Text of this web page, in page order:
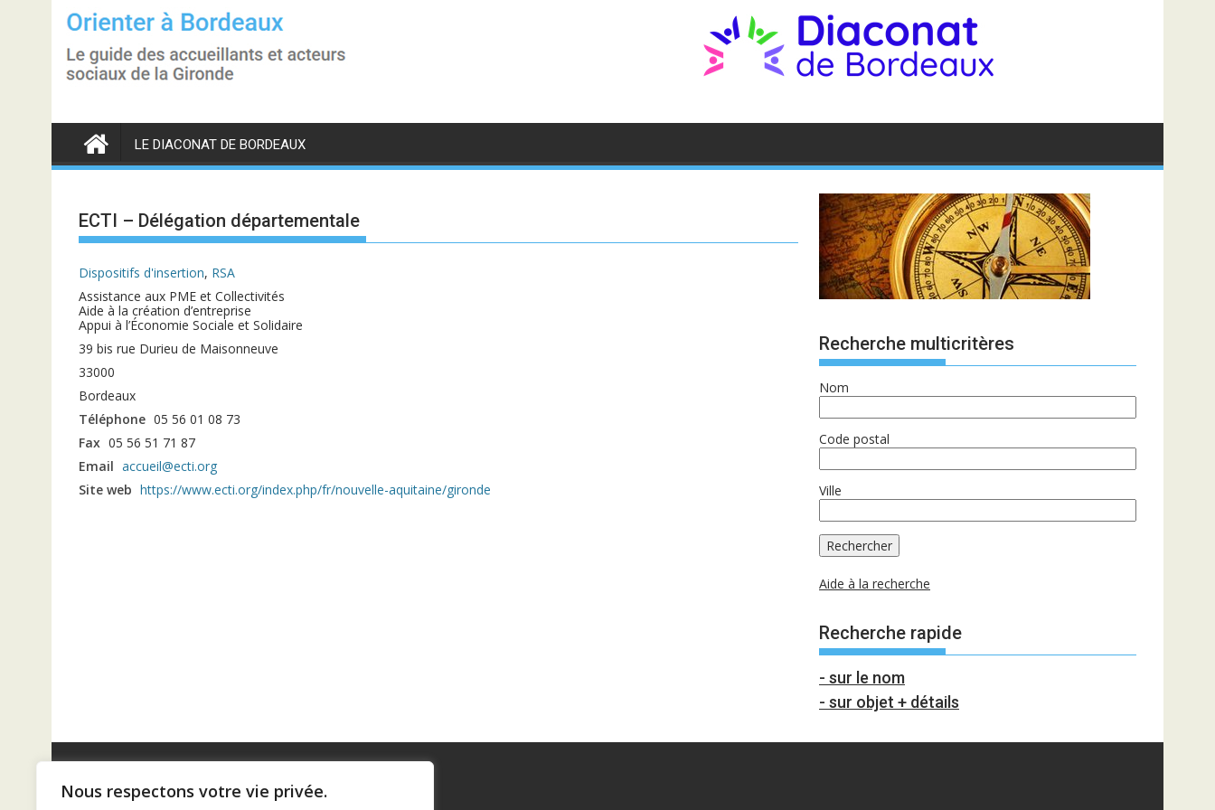
Nous respectons votre vie privée.
o
e
LE DIACONAT DE BORDEAUX
ECTI – Délégation départementale
Dispositifs d'insertion, RSA
Assistance aux PME et Collectivités
Aide à la création d’entreprise
Appui à l’Économie Sociale et Solidaire
39 bis rue Durieu de Maisonneuve
33000
Bordeaux
Téléphone 05 56 01 08 73
Fax 05 56 51 71 87
Email accueil@ecti.org
Site web https://www.ecti.org/index.php/fr/nouvelle-aquitaine/gironde
Recherche multicritères
Nom
Code postal
Ville
Aide à la recherche
Recherche rapide
- sur le nom
- sur objet + détails